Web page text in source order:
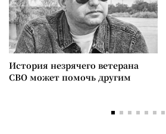
История незрячего ветерана
СВО может помочь другим